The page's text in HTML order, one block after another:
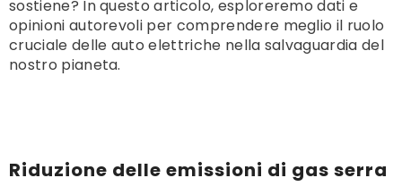
sostiene? In questo articolo, esploreremo dati e
opinioni autorevoli per comprendere meglio il ruolo
cruciale delle auto elettriche nella salvaguardia del
nostro pianeta.
Riduzione delle emissioni di gas serra